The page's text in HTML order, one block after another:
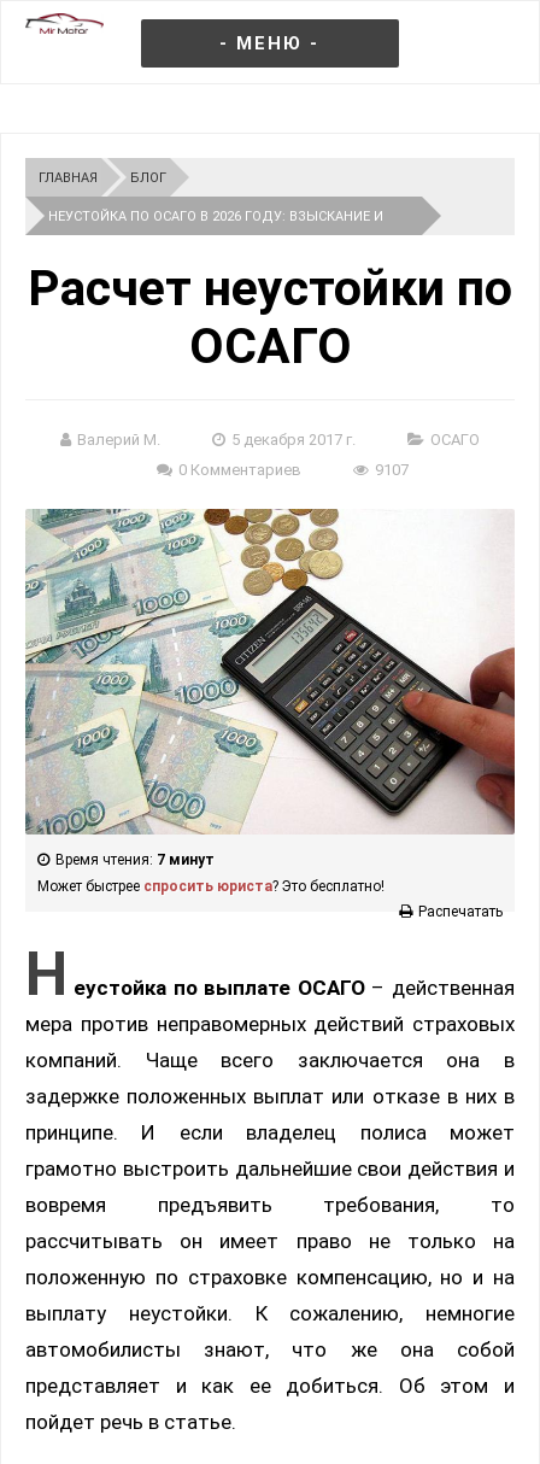
- МЕНЮ -
ГЛАВНАЯ БЛОГ
НЕУСТОЙКА ПО ОСАГО В 2026 ГОДУ: ВЗЫСКАНИЕ И
Расчет неустойки по
ОСАГО
Валерий М. 5 декабря 2017 г.
ОСАГО
0 Комментариев
9107
Время чтения: 7 минут
Может быстрее спросить юриста? Это бесплатно!
Распечатать
Н еустойка по выплате ОСАГО– действенная
мера против неправомерных действий страховых
компаний. Чаще всего заключается она в
задержке положенных выплат или отказе в них в
принципе. И если владелец полиса может
грамотно выстроить дальнейшие свои действия и
вовремя предъявить требования, то
рассчитывать он имеет право не только на
положенную по страховке компенсацию, но и на
выплату неустойки. К сожалению, немногие
автомобилисты знают, что же она собой
представляет и как ее добиться. Об этом и
пойдет речь в статье.